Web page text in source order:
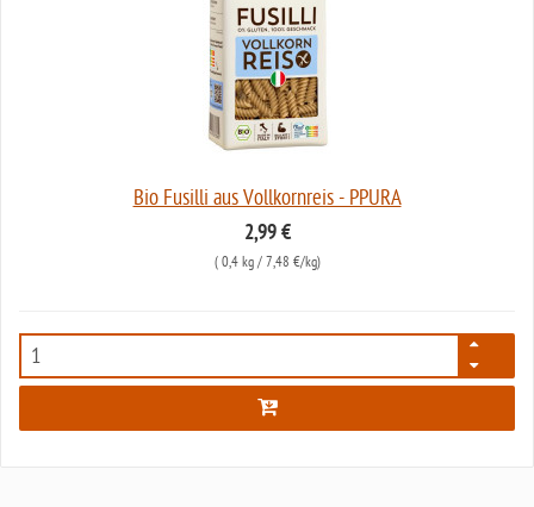
Bio Fusilli aus Vollkornreis - PPURA
2,99 €
( 0,4 kg/ 7,48 €/kg)
7217